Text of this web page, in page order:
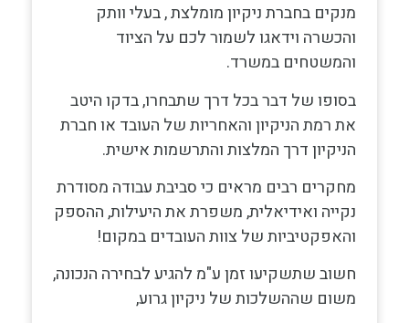
מנקים בחברת ניקיון מומלצת, בעלי וותק
והכשרה וידאגו לשמור לכם על הציוד
והמשטחים במשרד.
בסופו של דבר בכל דרך שתבחרו, בדקו היטב
את רמת הניקיון והאחריות של העובד או חברת
הניקיון דרך המלצות והתרשמות אישית.
מחקרים רבים מראים כי סביבת עבודה מסודרת
נקייה ואידיאלית, משפרת את היעילות, ההספק
והאפקטיביות של צוות העובדים במקום!
חשוב שתשקיעו זמן ע"מ להגיע לבחירה הנכונה,
משום שההשלכות של ניקיון גרוע,